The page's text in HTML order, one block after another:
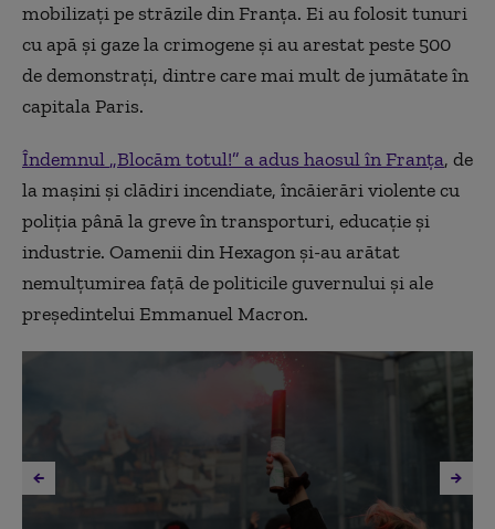
mobilizați pe străzile din Franța. Ei au folosit tunuri
cu apă și gaze la crimogene și au arestat peste 500
de demonstrați, dintre care mai mult de jumătate în
capitala Paris.
Îndemnul„Blocăm totul!” a adus haosul în Franța, de
la mașini și clădiri incendiate, încăierări violente cu
poliția până la greve în transporturi, educație și
industrie. Oamenii din Hexagon și-au arătat
nemulțumirea față de politicile guvernului și ale
președintelui Emmanuel Macron.